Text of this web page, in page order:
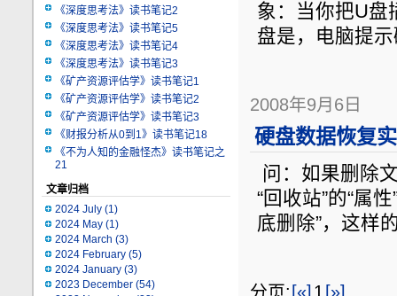
《深度思考法》读书笔记2
《深度思考法》读书笔记5
《深度思考法》读书笔记4
《深度思考法》读书笔记3
《矿产资源评估学》读书笔记1
《矿产资源评估学》读书笔记2
《矿产资源评估学》读书笔记3
《财报分析从0到1》读书笔记18
《不为人知的金融怪杰》读书笔记之
21
文章归档
2024 July (1)
2024 May (1)
2024 March (3)
2024 February (5)
2024 January (3)
2023 December (54)
象：当你把U盘
盘是，电脑提
2008年9月6日
硬盘数据恢复
问：如果删除
“回收站”的“属
底删除”，这样
分页: [«] 1 [»]